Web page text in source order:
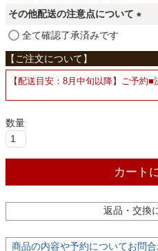
ラグ
マット
その他配送の注意点について
必
須
)
全て確認了承済みです
【配送目安：8月中旬以降】ご予約
カート
返品・交換
商品の内容や予約についてお問